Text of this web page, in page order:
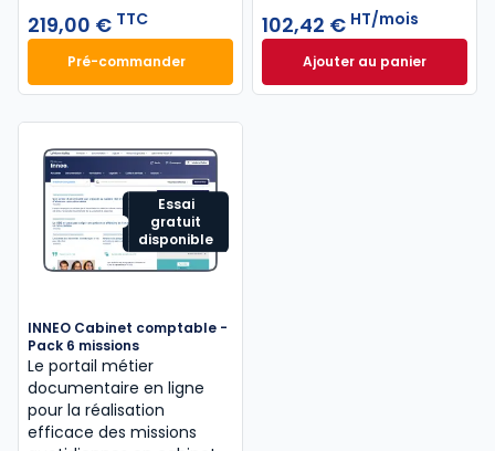
219,00 € TTC
Pré-commanderMémento IFRS 2027 à 219,00 € TTC
102,42 € HT/mois
Ajouter au panier
INNEO Cabinet
Essai
gratuit
disponible
INNEO Cabinet comptable -
Pack 6 missions
Le portail métier
documentaire en ligne
pour la réalisation
efficace des missions